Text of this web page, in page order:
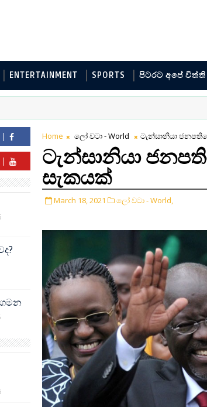
ENTERTAINMENT SPORTS පිටරට අපේ විත්ති
Home ලෝ වටා - World ටැන්සානියා
ටැන්සානියා
සැකයක්
March 18, 2021 ලෝ වටා - World,